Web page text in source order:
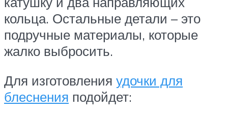
кольца. Остальные детали – это
подручные материалы, которые
жалко выбросить.
Для изготовления удочки для
блеснения подойдет: